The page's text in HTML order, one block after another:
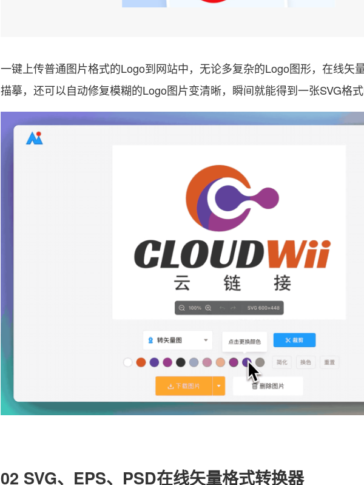
一键上传普通图片格式的Logo到网站中，无论多复杂的Logo图形，在线矢
描摹，还可以自动修复模糊的Logo图片变清晰，瞬间就能得到一张SVG格式
02 SVG、EPS、PSD在线矢量格式转换器